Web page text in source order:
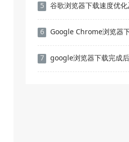
5 谷歌浏览器下载速度优化及权限配
6 Google Chrome浏览器下载安装包
7 google浏览器下载完成后标签页快捷